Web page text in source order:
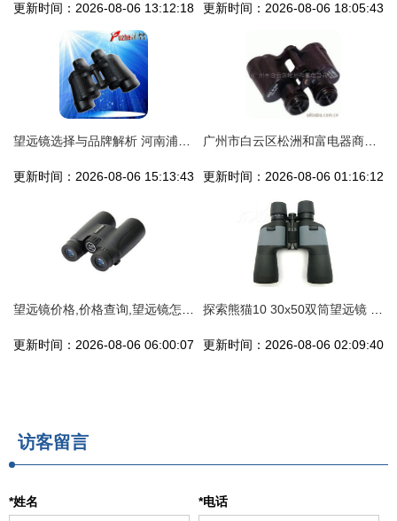
更新时间：2026-08-06 13:12:18 更新时间：2026-08-06 18:05:43
更新时间：2026-08-06 15:13:43 更新时间：2026-08-06 01:16:12
更新时间：2026-08-06 06:00:07 更新时间：2026-08-06 02:09:40
访客留言
*姓名 *电话